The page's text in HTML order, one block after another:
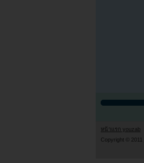
หน้าแรก youzab
Copyright © 2011